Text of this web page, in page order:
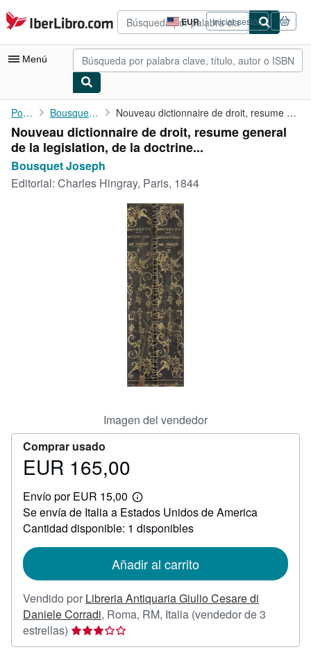
Pasar al contenido principal
IberLibro.com EUR
Preferencias
de
compra
del
Iniciar sesión
Menú
Mi cuenta
Consultar mis pedidos
Búsqueda avanzada
Colecciones
CERRAR
Portada Bousquet Joseph Nouveau dictionnaire de droit, resume general de la legislation,...
Nouveau dictionnaire de droit, resume general
de la legislation, de la doctrine...
Bousquet Joseph
Editorial: Charles Hingray, Paris, 1844
Imagen del vendedor
Comprar usado
Precio
165,00
EUR 165,00
Envío por EUR 15,00
Más
información
sobre
las
envío
Se envía de Italia a Estados Unidos de America
Cantidad disponible: 1 disponibles
Añadir al carrito
Vendido por Libreria Antiquaria Giulio Cesare di
Daniele Corradi, Roma, RM, Italia (vendedor de 3
estrellas) Calificación
del